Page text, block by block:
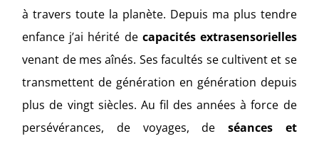
à travers toute la planète. Depuis ma plus tendre
enfance j’ai hérité de capacités extrasensorielles
venant de mes aînés. Ses facultés se cultivent et se
transmettent de génération en génération depuis
plus de vingt siècles. Au fil des années à force de
persévérances, de voyages, de séances et